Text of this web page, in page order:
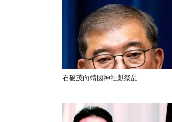
石破茂向靖國神社獻祭品